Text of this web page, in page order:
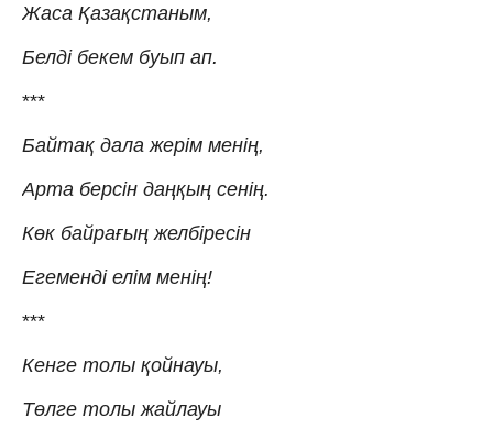
Жаса Қазақстаным,
Белді бекем буып ап.
***
Байтақ дала жерім менің,
Арта берсін даңқың сенің.
Көк байрағың желбіресін
Егеменді елім менің!
***
Кенге толы қойнауы,
Төлге толы жайлауы